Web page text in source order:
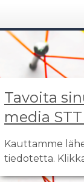
Tavoita
media
Kauttamme
tiedotetta.